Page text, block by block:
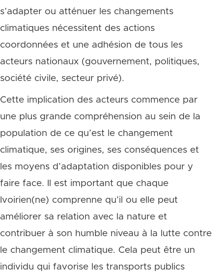
s’adapter ou atténuer les changements
climatiques nécessitent des actions
coordonnées et une adhésion de tous les
acteurs nationaux (gouvernement, politiques,
société civile, secteur privé).
Cette implication des acteurs commence par
une plus grande compréhension au sein de la
population de ce qu’est le changement
climatique, ses origines, ses conséquences et
les moyens d’adaptation disponibles pour y
faire face. Il est important que chaque
Ivoirien(ne) comprenne qu’il ou elle peut
améliorer sa relation avec la nature et
contribuer à son humble niveau à la lutte contre
le changement climatique. Cela peut être un
individu qui favorise les transports publics